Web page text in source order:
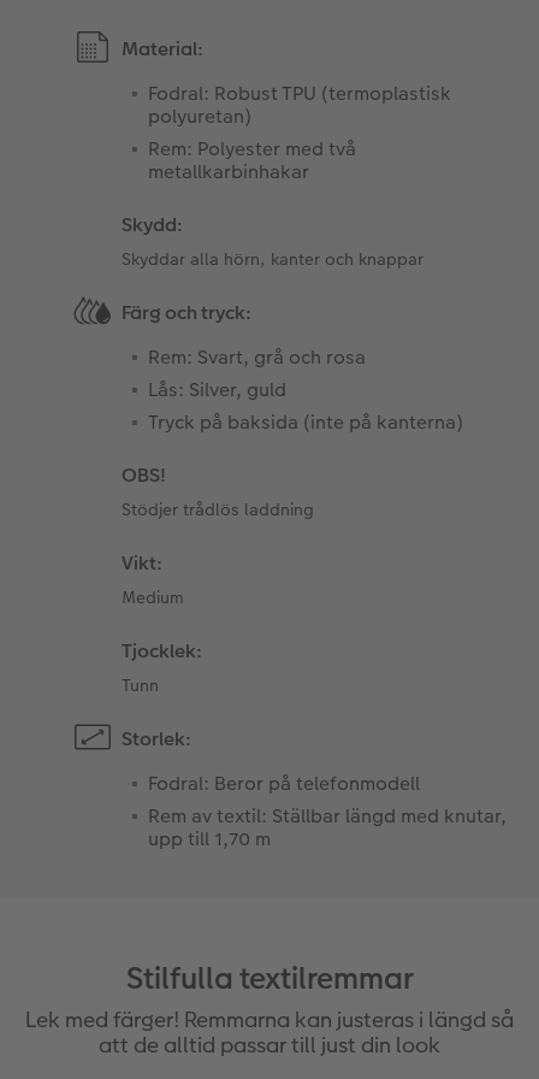
Material:
Fodral: Robust TPU (termoplastisk
polyuretan)
Rem: Polyester med två
metallkarbinhakar
Skydd:
Skyddar alla hörn, kanter och knappar
Färg och tryck:
Rem: Svart, grå och rosa
Lås: Silver, guld
Tryck på baksida (inte på kanterna)
OBS!
Stödjer trådlös laddning
Vikt:
Medium
Tjocklek:
Tunn
Storlek:
Fodral: Beror på telefonmodell
Rem av textil: Ställbar längd med knutar,
upp till 1,70 m
Stilfulla textilremmar
Lek med färger! Remmarna kan justeras i längd så
att de alltid passar till just din look